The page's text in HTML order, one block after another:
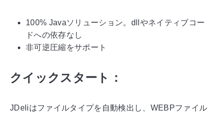
100% Javaソリューション。dllやネイティブコー
ドへの依存なし
非可逆圧縮をサポート
クイックスタート：
JDeliはファイルタイプを自動検出し、WEBPファイル